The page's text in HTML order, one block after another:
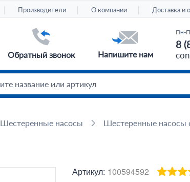
Производители О компании Доставка и
Обратный звонок Напишите нам
Пн-
8
Шестеренные насосы
Шестеренные насосы
Артикул: 100594592